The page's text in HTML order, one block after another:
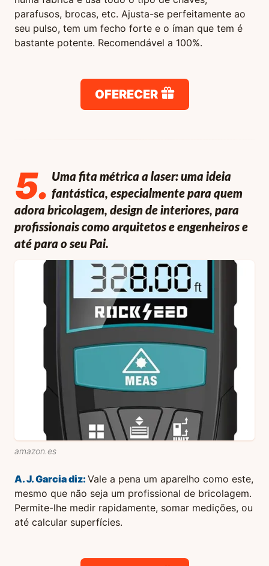
parafusos, brocas, etc. Ajusta-se perfeitamente ao
seu pulso, tem um fecho forte e o íman que tem é
bastante potente. Recomendável a 100%.
OFERECER
5. Uma fita métrica a laser: uma ideia
fantástica, especialmente para quem
adora bricolagem, design de interiores, para
profissionais como arquitetos e engenheiros e
até para o seu Pai.
amazon.es
A. J. Garciadiz: Vale a pena um aparelho como este,
mesmo que não seja um profissional de bricolagem.
Permite-lhe medir rapidamente, somar medições, ou
até calcular superfícies.